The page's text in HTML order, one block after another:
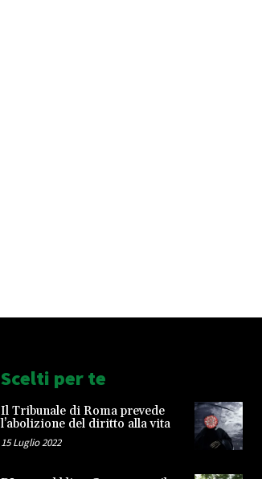
Scelti per te
Il Tribunale di Roma prevede
l’abolizione del diritto alla vita
15 Luglio 2022